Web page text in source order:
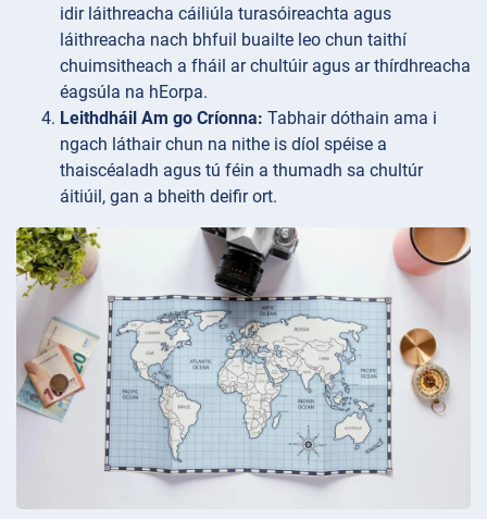
idir láithreacha cáiliúla turasóireachta agus
láithreacha nach bhfuil buailte leo chun taithí
chuimsitheach a fháil ar chultúir agus ar thírdhreacha
éagsúla na hEorpa.
Leithdháil Am go Críonna: Tabhair dóthain ama i
ngach láthair chun na nithe is díol spéise a
thaiscéaladh agus tú féin a thumadh sa chultúr
áitiúil, gan a bheith deifir ort.